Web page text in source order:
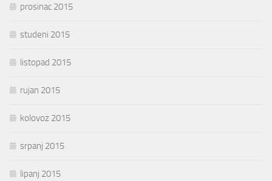
prosinac 2015
studeni 2015
listopad 2015
rujan 2015
kolovoz 2015
srpanj 2015
lipanj 2015